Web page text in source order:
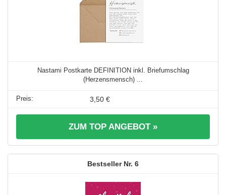
Nastami Postkarte DEFINITION inkl. Briefumschlag
(Herzensmensch) ...
3,50 €
ZUM TOP ANGEBOT »
6